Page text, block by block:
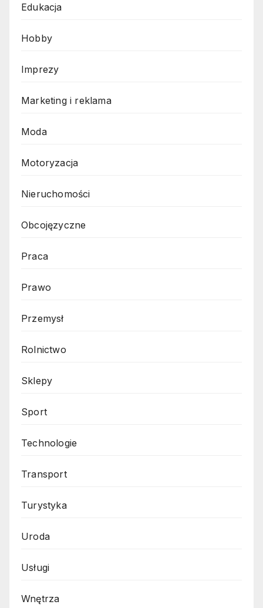
Edukacja
Hobby
Imprezy
Marketing i reklama
Moda
Motoryzacja
Nieruchomości
Obcojęzyczne
Praca
Prawo
Przemysł
Rolnictwo
Sklepy
Sport
Technologie
Transport
Turystyka
Uroda
Usługi
Wnętrza